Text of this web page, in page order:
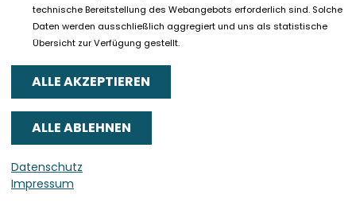
Eigener Name*
Senden an*
Sie können mehrere Empfänger mit Komma getrennt eingeben.
technische Bereitstellung des Webangebots erforderlich sind. Solche
Daten werden ausschließlich aggregiert und uns als statistische
Übersicht zur Verfügung gestellt.
Datenschutz
Impressum